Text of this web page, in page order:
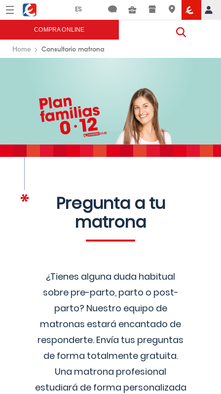
Menú Eroski
COMPRA ONLINE
Home Consultorio matrona
Pregunta a tu
matrona
¿Tienes alguna duda habitual
sobre pre-parto, parto o post-
parto? Nuestro equipo de
matronas estará encantado de
responderte. Envía tus preguntas
de forma totalmente gratuita.
Una matrona profesional
estudiará de forma personalizada